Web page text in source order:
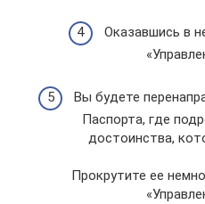
Оказавшись в
Вы будете
Паспорта, где
достоинства,
Прокрутите ее